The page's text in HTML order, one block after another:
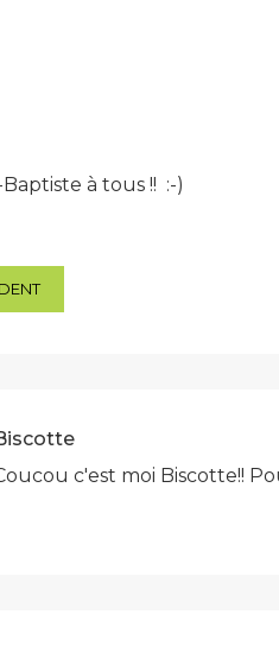
à tous !! :-)
c'est moi Biscotte!!